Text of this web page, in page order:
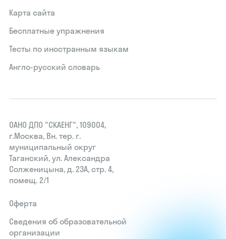
Карта сайта
Бесплатные упражнения
Тесты по иностранным языкам
Англо-русский словарь
ОАНО ДПО "СКАЕНГ", 109004,
г.Москва, Вн. тер. г.
муниципальный округ
Таганский, ул. Александра
Солженицына, д. 23А, стр. 4,
помещ. 2/1
Оферта
Сведения об образовательной
организации